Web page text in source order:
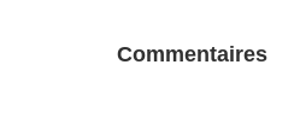
Commentaires